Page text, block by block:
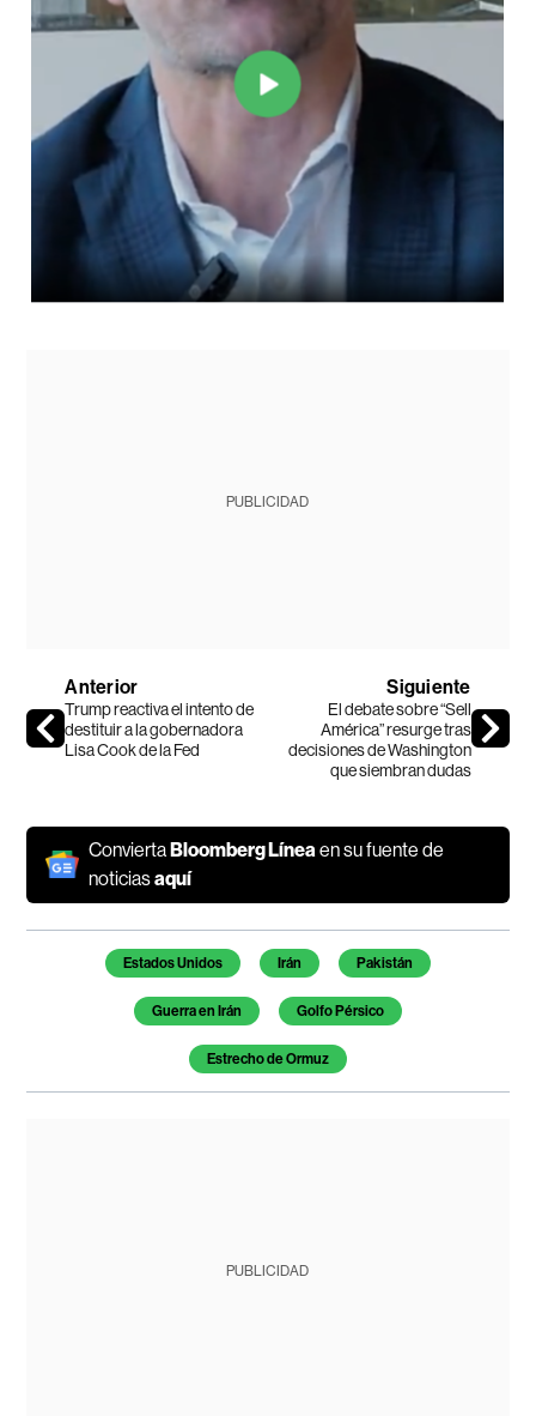
PUBLICIDAD
Anterior
Trump reactiva el intento de
destituir a la gobernadora
Lisa Cook de la Fed
Siguiente
El debate sobre “Sell
América” resurge tras
decisiones de Washington
que siembran dudas
ConviertaBloomberg Línea en su fuente de
noticiasaquí
Temas de este artículo
Estados Unidos Irán Pakistán
Guerra en Irán Golfo Pérsico
Estrecho de Ormuz
PUBLICIDAD